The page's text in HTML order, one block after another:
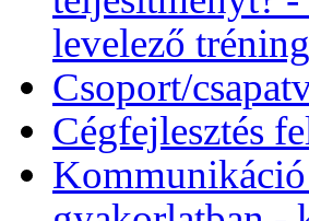
levelező tréning
Csoport/
Cégfejlesztés
Kommunikáció